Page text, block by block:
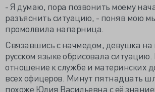
- Я думаю, пора позвонить моему
разъяснить ситуацию, - поняв мою
промолвила напарница.
Связавшись с начмедом, девушка на
русском языке обрисовала
отношение к службе и материнских
всех офицеров. Минут пятнадцать
похоже Юлия Васильевна с её